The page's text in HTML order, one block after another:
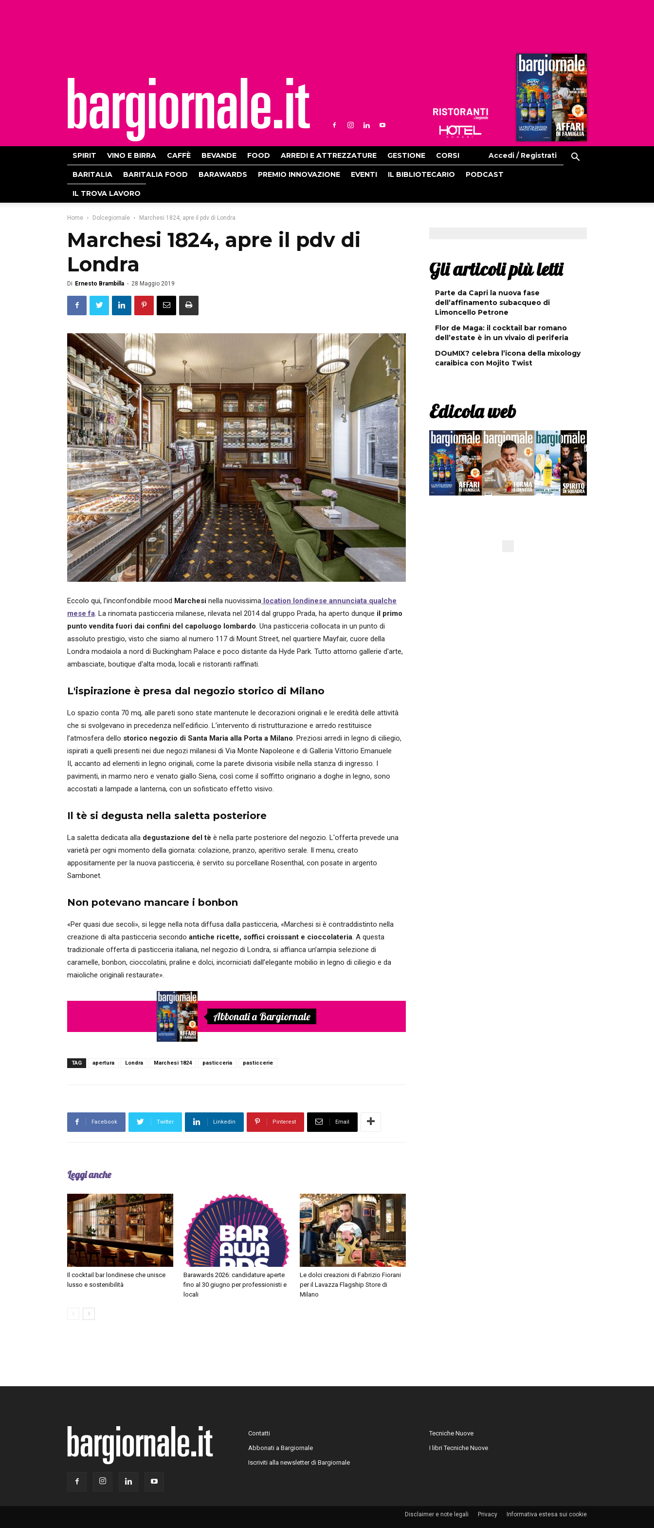
Ristoranti
Hoteldomani
SPIRIT VINO E BIRRA CAFFÈ BEVANDE FOOD ARREDI E ATTREZZATURE GESTIONE CORSI Accedi / Registrati
BARITALIA BARITALIA FOOD BARAWARDS PREMIO INNOVAZIONE EVENTI IL BIBLIOTECARIO PODCAST
IL TROVA LAVORO
Home Dolcegiornale Marchesi 1824, apre il pdv di Londra
Marchesi 1824, apre il pdv di
Londra
Di Ernesto Brambilla - 28 Maggio 2019
Eccolo qui, l'inconfondibile mood Marchesi nella nuovissima location londinese annunciata qualche
mese fa. La rinomata pasticceria milanese, rilevata nel 2014 dal gruppo Prada, ha aperto dunque il primo
punto vendita fuori dai confini del capoluogo lombardo. Una pasticceria collocata in un punto di
assoluto prestigio, visto che siamo al numero 117 di Mount Street, nel quartiere Mayfair, cuore della
Londra modaiola a nord di Buckingham Palace e poco distante da Hyde Park. Tutto attorno gallerie d'arte,
ambasciate, boutique d'alta moda, locali e ristoranti raffinati.
L'ispirazione è presa dal negozio storico di Milano
Lo spazio conta 70 mq, alle pareti sono state mantenute le decorazioni originali e le eredità delle attività
che si svolgevano in precedenza nell’edificio. L’intervento di ristrutturazione e arredo restituisce
l’atmosfera dello storico negozio di Santa Maria alla Porta a Milano. Preziosi arredi in legno di ciliegio,
ispirati a quelli presenti nei due negozi milanesi di Via Monte Napoleone e di Galleria Vittorio Emanuele
II, accanto ad elementi in legno originali, come la parete divisoria visibile nella stanza di ingresso. I
pavimenti, in marmo nero e venato giallo Siena, così come il soffitto originario a doghe in legno, sono
accostati a lampade a lanterna, con un sofisticato effetto visivo.
Il tè si degusta nella saletta posteriore
La saletta dedicata alla degustazione del tè è nella parte posteriore del negozio. L'offerta prevede una
varietà per ogni momento della giornata: colazione, pranzo, aperitivo serale. Il menu, creato
appositamente per la nuova pasticceria, è servito su porcellane Rosenthal, con posate in argento
Sambonet.
Non potevano mancare i bonbon
«Per quasi due secoli», si legge nella nota diffusa dalla pasticceria, «Marchesi si è contraddistinto nella
creazione di alta pasticceria secondo antiche ricette, soffici croissant e cioccolateria. A questa
tradizionale offerta di pasticceria italiana, nel negozio di Londra, si affianca un’ampia selezione di
caramelle, bonbon, cioccolatini, praline e dolci, incorniciati dall’elegante mobilio in legno di ciliegio e da
maioliche originali restaurate».
Abbonati a Bargiornale
TAG apertura Londra Marchesi 1824 pasticceria pasticcerie
Facebook Twitter Linkedin Pinterest Email
Leggi anche
Il cocktail bar londinese che unisce
lusso e sostenibilità
Barawards 2026: candidature aperte
fino al 30 giugno per professionisti e
locali
Le dolci creazioni di Fabrizio Fiorani
per il Lavazza Flagship Store di
Milano
Gli articoli più letti
Parte da Capri la nuova fase
dell’affinamento subacqueo di
Limoncello Petrone
Flor de Maga: il cocktail bar romano
dell’estate è in un vivaio di periferia
DOuMIX? celebra l’icona della mixology
caraibica con Mojito Twist
Edicola web
Contatti
Abbonati a Bargiornale
Iscriviti alla newsletter di Bargiornale
Tecniche Nuove
I libri Tecniche Nuove
Disclaimer e note legali Privacy Informativa estesa sui cookie